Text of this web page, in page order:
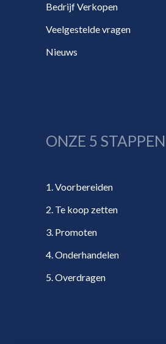
Bedrijf Verkopen
Veelgestelde vragen
Nieuws
ONZE 5 STAPPEN
1. Voorbereiden
2. Te koop zetten
3. Promoten
4. Onderhandelen
5. Overdragen